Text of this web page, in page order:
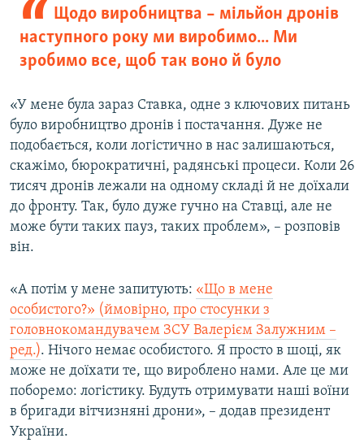
Щодо виробництва – мільйон дронів
наступного року ми виробимо... Ми
зробимо все, щоб так воно й було
«У мене була зараз Ставка, одне з ключових питань
було виробництво дронів і постачання. Дуже не
подобається, коли логістично в нас залишаються,
скажімо, бюрократичні, радянські процеси. Коли 26
тисяч дронів лежали на одному складі й не доїхали
до фронту. Так, було дуже гучно на Ставці, але не
може бути таких пауз, таких проблем», – розповів
він.
«А потім у мене запитують: «Що в мене
особистого?» (ймовірно, про стосунки з
головнокомандувачем ЗСУ Валерієм Залужним –
ред.). Нічого немає особистого. Я просто в шоці, як
може не доїхати те, що вироблено нами. Але це ми
поборемо: логістику. Будуть отримувати наші воїни
в бригади вітчизняні дрони», – додав президент
України.